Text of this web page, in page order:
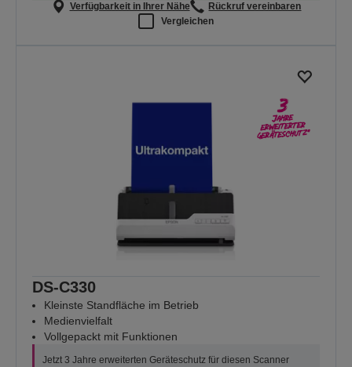
Verfügbarkeit in Ihrer Nähe
Rückruf vereinbaren
Vergleichen
DS-C330
Kleinste Standfläche im Betrieb
Medienvielfalt
Vollgepackt mit Funktionen
Jetzt 3 Jahre erweiterten Geräteschutz für diesen Scanner